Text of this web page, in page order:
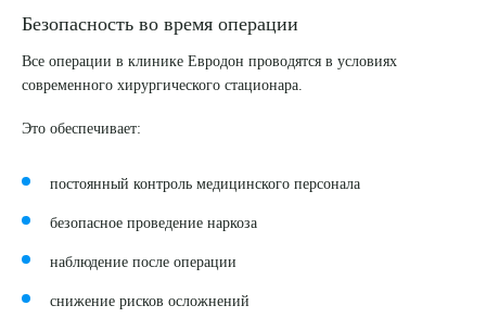
Безопасность во время операции
Все операции в клинике Евродон проводятся в условиях
современного хирургического стационара.
Это обеспечивает:
постоянный контроль медицинского персонала
безопасное проведение наркоза
наблюдение после операции
снижение рисков осложнений